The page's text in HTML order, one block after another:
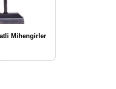
Mihengirler